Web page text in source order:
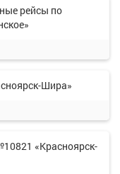
рейсы по
Шира»
«Красноярск-